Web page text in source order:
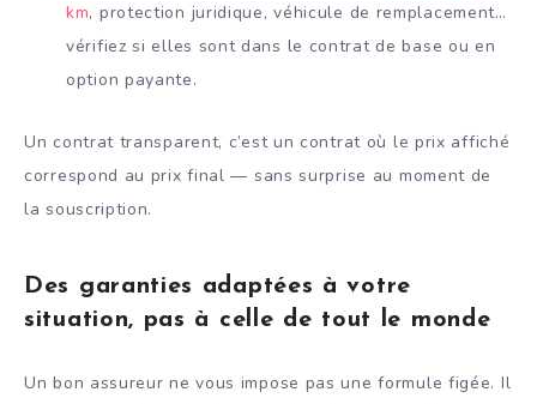
km, protection juridique, véhicule de remplacement…
vérifiez si elles sont dans le contrat de base ou en
option payante.
Un contrat transparent, c’est un contrat où le prix affiché
correspond au prix final — sans surprise au moment de
la souscription.
Des garanties adaptées à votre
situation, pas à celle de tout le monde
Un bon assureur ne vous impose pas une formule figée. Il